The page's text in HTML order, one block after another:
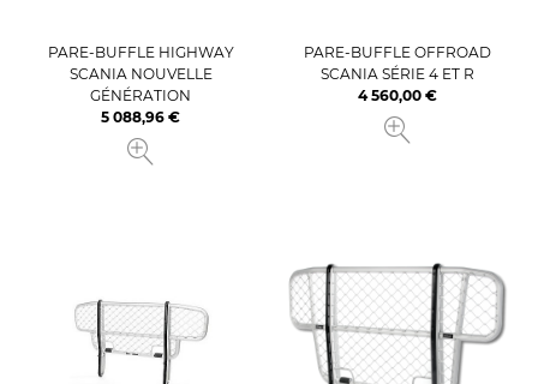
PARE-BUFFLE HIGHWAY
SCANIA NOUVELLE
GÉNÉRATION
Prix
5 088,96 €
PARE-BUFFLE OFFROAD
SCANIA SÉRIE 4 ET R
Prix
4 560,00 €